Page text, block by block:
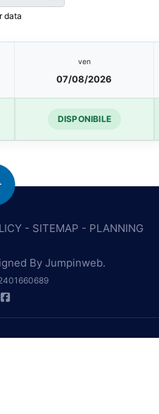
data
ven
07/08/2026
DISPONIBILE
- SITEMAP - PLANNING
By Jumpinweb.